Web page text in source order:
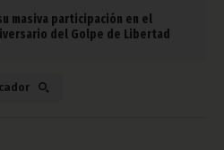
masiva participación en el
del Golpe de Libertad